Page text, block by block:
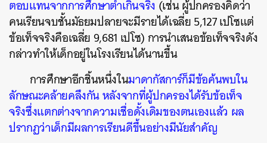
ตอบแทนจากการศึกษาต่ำเกินจริง (เช่น ผู้ปกครองคิดว่า
คนเรียนจบชั้นมัธยมปลายจะมีรายได้เฉลี่ย 5,127 เปโซแต่
ข้อเท็จจริงคือเฉลี่ย 9,681 เปโซ) การนำเสนอข้อเท็จจริงดัง
กล่าวทำให้เด็กอยู่ในโรงเรียนได้นานขึ้น
การศึกษาอีกชิ้นหนึ่งในมาดากัสการ์ก็มีข้อค้นพบใน
ลักษณะคล้ายคลึงกัน หลังจากที่ผู้ปกครองได้รับข้อเท็จ
จริงซึ่งแตกต่างจากความเชื่อดั้งเดิมของตนเองแล้ว ผล
ปรากฏว่าเด็กมีผลการเรียนดีขึ้นอย่างมีนัยสำคัญ